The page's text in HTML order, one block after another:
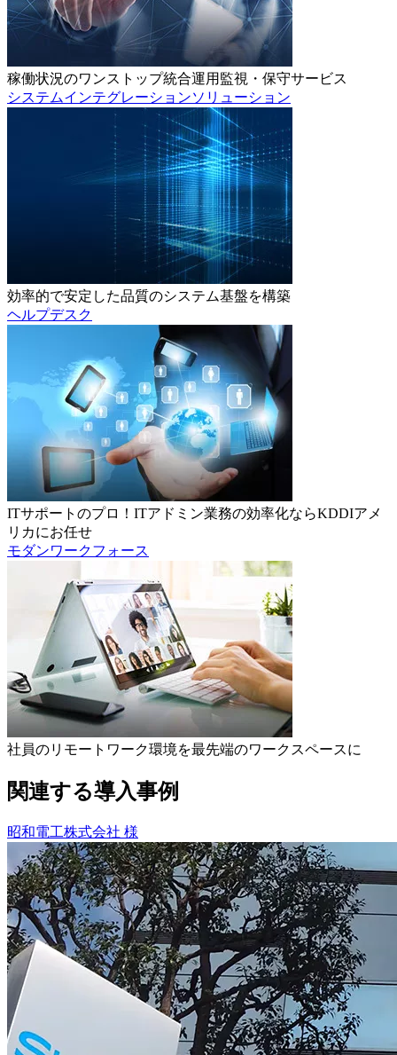
稼働状況のワンストップ統合運用監視・保守サービス
システムインテグレーションソリューション
効率的で安定した品質のシステム基盤を構築
ヘルプデスク
ITサポートのプロ！ITアドミン業務の効率化ならKDDIアメ
リカにお任せ
モダンワークフォース
社員のリモートワーク環境を最先端のワークスペースに
関連する導入事例
昭和電工株式会社 様